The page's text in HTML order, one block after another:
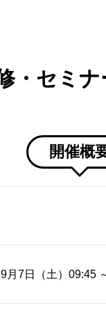
・セミナ
開催概
月7日（土）09:45